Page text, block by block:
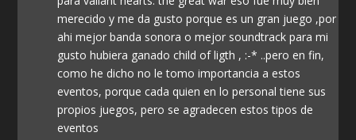
merecido y me da gusto porque es un gran juego ,por
ahi mejor banda sonora o mejor soundtrack para mi
gusto hubiera ganado child of ligth , :-* ..pero en fin,
como he dicho no le tomo importancia a estos
eventos, porque cada quien en lo personal tiene sus
propios juegos, pero se agradecen estos tipos de
eventos